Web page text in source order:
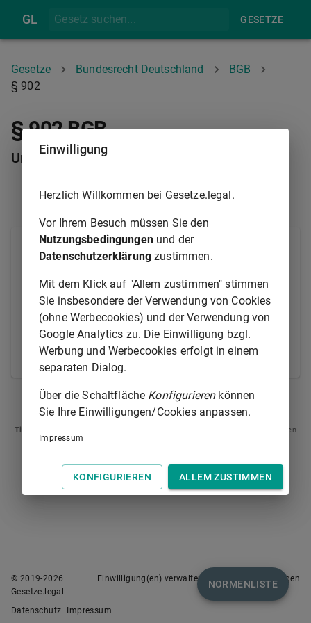
GL GESETZE
Gesetze Bundesrecht Deutschland
BGB
§ 902
§ 902 BGB
Unverjährbarkeit eingetragener Rechte
(1) Die Ansprüche aus eingetragenen Rechten
unterliegen nicht der Verjährung. Dies gilt nicht für
Ansprüche, die auf Rückstände wiederkehrender
Leistungen oder auf Schadensersatz gerichtet sind.
(2) Ein Recht, wegen dessen ein Widerspruch gegen
die Richtigkeit des Grundbuchs eingetragen ist, steht
einem eingetragenen Recht gleich.
§ 901 § 903
Tipp
: Swipen Sie auf dem Bildschirm links oder rechts zur Navigation zwischen
NORMENLISTE
© 2019-2026
Gesetze.legal
Einwilligung(en) verwalten Nutzungsbedingungen
Datenschutz Impressum
Einwilligung
Herzlich Willkommen bei Gesetze.legal.
Vor Ihrem Besuch müssen Sie den
Nutzungsbedingungenund der
Datenschutzerklärung zustimmen.
Mit dem Klick auf "Allem zustimmen" stimmen
Sie insbesondere der Verwendung von Cookies
(ohne Werbecookies) und der Verwendung von
Google Analytics zu. Die Einwilligung bzgl.
Werbung und Werbecookies erfolgt in einem
separaten Dialog.
Über die Schaltfläche Konfigurierenkönnen
Sie Ihre Einwilligungen/Cookies anpassen.
Impressum
KONFIGURIEREN ALLEM ZUSTIMMEN